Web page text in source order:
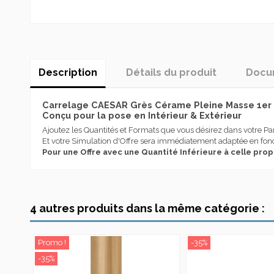
Description Détails du produit
Carrelage CAESAR Grès Cérame Pleine Masse 1er
Conçu pour la pose en Intérieur & Extérieur
Ajoutez les Quantités et Formats que vous désirez dans votre
Et votre Simulation d'Offre sera immédiatement adaptée en
Pour une Offre avec une Quantité Inférieure à celle
Type produit
Couleur
Série
Caesar se distingue depuis sa création pour sa spécialisation
en mesure de satisfaire divers segments de marché et est
concepteur.
Caesar a toujours massivement investi dans la recherche, le
personnes et de l’environnement, pour des destinations
4 autres produits dans la même catégorie :
Promo !
-35%
-35%